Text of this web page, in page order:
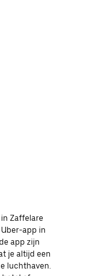
Zaffelare
app in
app zijn
je altijd een
luchthaven.